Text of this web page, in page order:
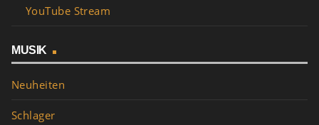
YouTube Stream
MUSIK
Neuheiten
Schlager